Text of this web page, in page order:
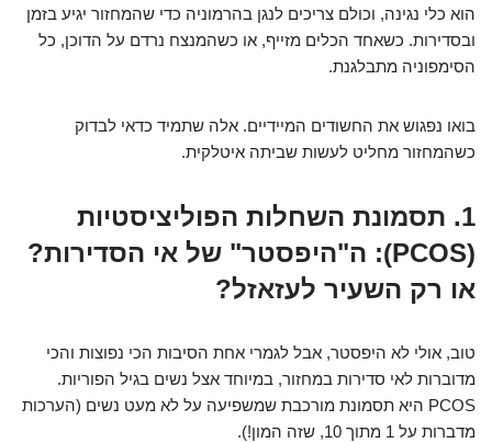
הוא כלי נגינה, וכולם צריכים לנגן בהרמוניה כדי שהמחזור יגיע בזמן
ובסדירות. כשאחד הכלים מזייף, או כשהמנצח נרדם על הדוכן, כל
הסימפוניה מתבלגנת.
בואו נפגוש את החשודים המיידיים. אלה שתמיד כדאי לבדוק
כשהמחזור מחליט לעשות שביתה איטלקית.
1. תסמונת השחלות הפוליציסטיות
(PCOS): ה"היפסטר" של אי הסדירות?
או רק השעיר לעזאזל?
טוב, אולי לא היפסטר, אבל לגמרי אחת הסיבות הכי נפוצות והכי
מדוברות לאי סדירות במחזור, במיוחד אצל נשים בגיל הפוריות.
PCOS היא תסמונת מורכבת שמשפיעה על לא מעט נשים (הערכות
מדברות על 1 מתוך 10, שזה המון!).